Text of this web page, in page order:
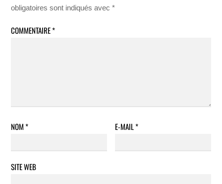
obligatoires sont indiqués avec*
COMMENTAIRE*
NOM* E-MAIL*
SITE WEB